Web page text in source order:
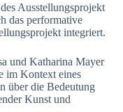
Ausstellungsprojekt
das performative
integriert.
und Katharina Mayer
im Kontext eines
über die Bedeutung
Kunst und